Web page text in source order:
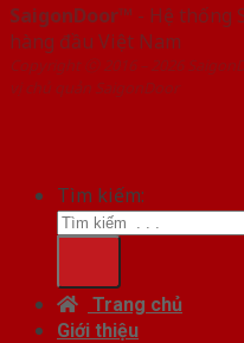
SaigonDoor™ - Hệ thống
hàng đầu Việt Nam
Copyright ⓒ 2016 – 2026
vị chủ quản SaigonDoor
Tìm kiếm:
Trang chủ
Giới thiệu